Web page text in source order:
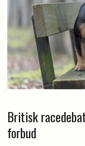
Britisk
forbud